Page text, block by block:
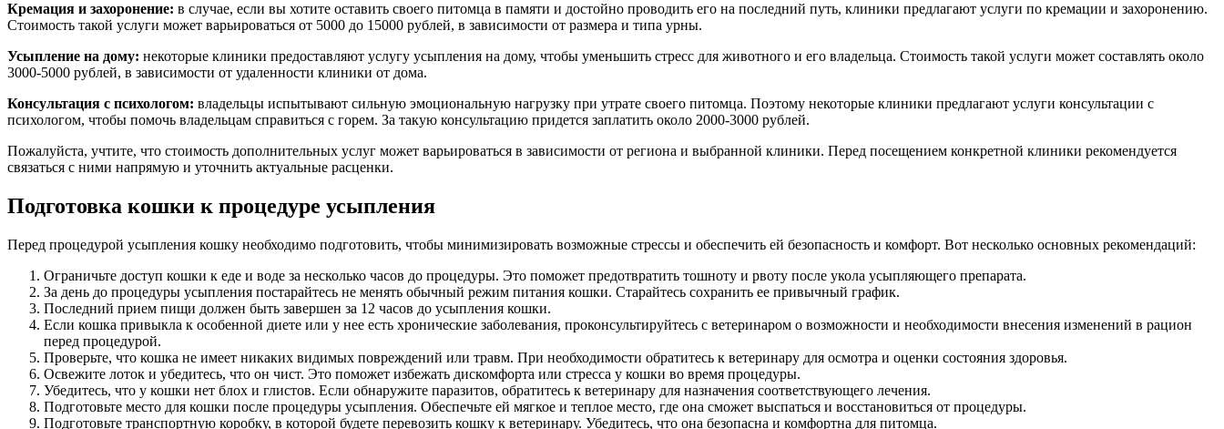
Кремация и захоронение: в случае, если вы хотите оставить своего питомца в памяти и достойно проводить его на последний путь, клиники предлагают услуги по кремации и захоронению.
Стоимость такой услуги может варьироваться от 5000 до 15000 рублей, в зависимости от размера и типа урны.
Усыпление на дому: некоторые клиники предоставляют услугу усыпления на дому, чтобы уменьшить стресс для животного и его владельца. Стоимость такой услуги может составлять около
3000-5000 рублей, в зависимости от удаленности клиники от дома.
Консультация с психологом: владельцы испытывают сильную эмоциональную нагрузку при утрате своего питомца. Поэтому некоторые клиники предлагают услуги консультации с
психологом, чтобы помочь владельцам справиться с горем. За такую консультацию придется заплатить около 2000-3000 рублей.
Пожалуйста, учтите, что стоимость дополнительных услуг может варьироваться в зависимости от региона и выбранной клиники. Перед посещением конкретной клиники рекомендуется
связаться с ними напрямую и уточнить актуальные расценки.
Подготовка кошки к процедуре усыпления
Перед процедурой усыпления кошку необходимо подготовить, чтобы минимизировать возможные стрессы и обеспечить ей безопасность и комфорт. Вот несколько основных рекомендаций:
Ограничьте доступ кошки к еде и воде за несколько часов до процедуры. Это поможет предотвратить тошноту и рвоту после укола усыпляющего препарата.
За день до процедуры усыпления постарайтесь не менять обычный режим питания кошки. Старайтесь сохранить ее привычный график.
Последний прием пищи должен быть завершен за 12 часов до усыпления кошки.
Если кошка привыкла к особенной диете или у нее есть хронические заболевания, проконсультируйтесь с ветеринаром о возможности и необходимости внесения изменений в рацион
перед процедурой.
Проверьте, что кошка не имеет никаких видимых повреждений или травм. При необходимости обратитесь к ветеринару для осмотра и оценки состояния здоровья.
Освежите лоток и убедитесь, что он чист. Это поможет избежать дискомфорта или стресса у кошки во время процедуры.
Убедитесь, что у кошки нет блох и глистов. Если обнаружите паразитов, обратитесь к ветеринару для назначения соответствующего лечения.
Подготовьте место для кошки после процедуры усыпления. Обеспечьте ей мягкое и теплое место, где она сможет выспаться и восстановиться от процедуры.
Подготовьте транспортную коробку, в которой будете перевозить кошку к ветеринару. Убедитесь, что она безопасна и комфортна для питомца.